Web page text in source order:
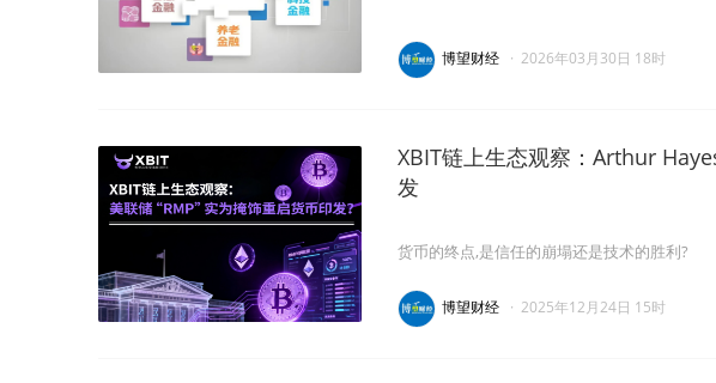
博望财经 · 2026年03月30日 18时
XBIT链上生态观察：Arthur
发
货币的终点,是信任的崩塌还是技术的胜利?
博望财经 · 2025年12月24日 15时